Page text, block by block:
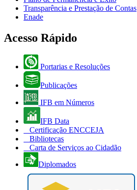
Transparência e Prestação de Contas
Enade
Acesso Rápido
Portarias e Resoluções
Publicações
IFB em Números
IFB Data
Certificação ENCCEJA
Bibliotecas
Carta de Serviços ao Cidadão
Diplomados